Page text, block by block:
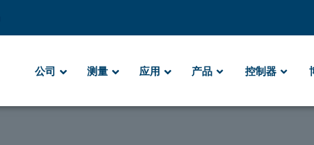
公司 测量 应用 产品 控制器